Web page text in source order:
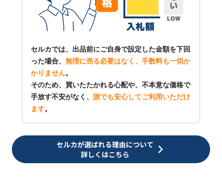
セルカでは、出品前にご自身で設定した金額を下回
った場合、 無理に売る必要はなく、手数料も一切か
かりません。
そのため、買いたたかれる心配や、不本意な価格で
手放す不安がなく、 誰でも安心してご利用いただけ
ます。
セルカが選ばれる理由について
詳しくはこちら